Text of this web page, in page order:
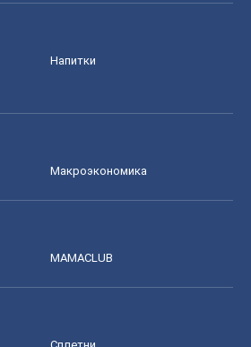
Напитки
Mакроэкономика
MAMACLUB